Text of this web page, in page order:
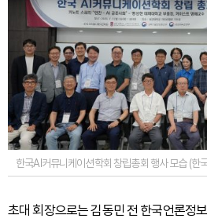
한국AI커뮤니케이션학회 창립총회 행사 모습 (한
초대 회장으로는 김동민 전 한국언론정